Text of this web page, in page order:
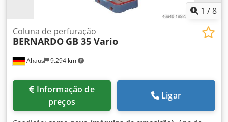
1 /8
Ahaus 9.294 km
Coluna de perfuração
BERNARDO GB 35 Vario
preços
Ligar